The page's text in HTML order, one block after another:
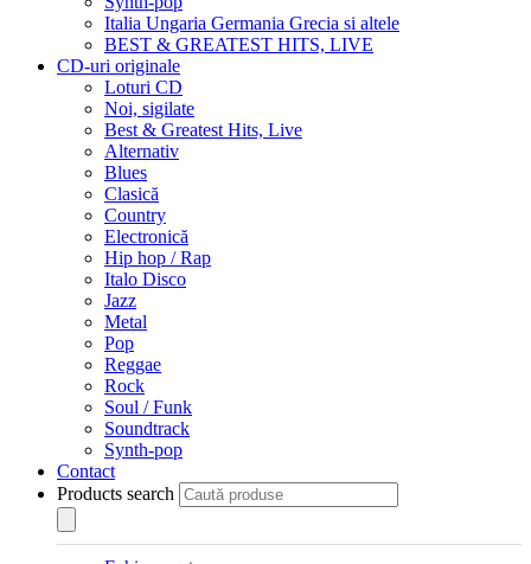
Italia Ungaria Germania Grecia si altele
BEST & GREATEST HITS, LIVE
CD-uri originale
Loturi CD
Noi, sigilate
Best & Greatest Hits, Live
Alternativ
Blues
Clasică
Country
Electronică
Hip hop / Rap
Italo Disco
Jazz
Metal
Pop
Reggae
Rock
Soul / Funk
Soundtrack
Synth-pop
Contact
Products search